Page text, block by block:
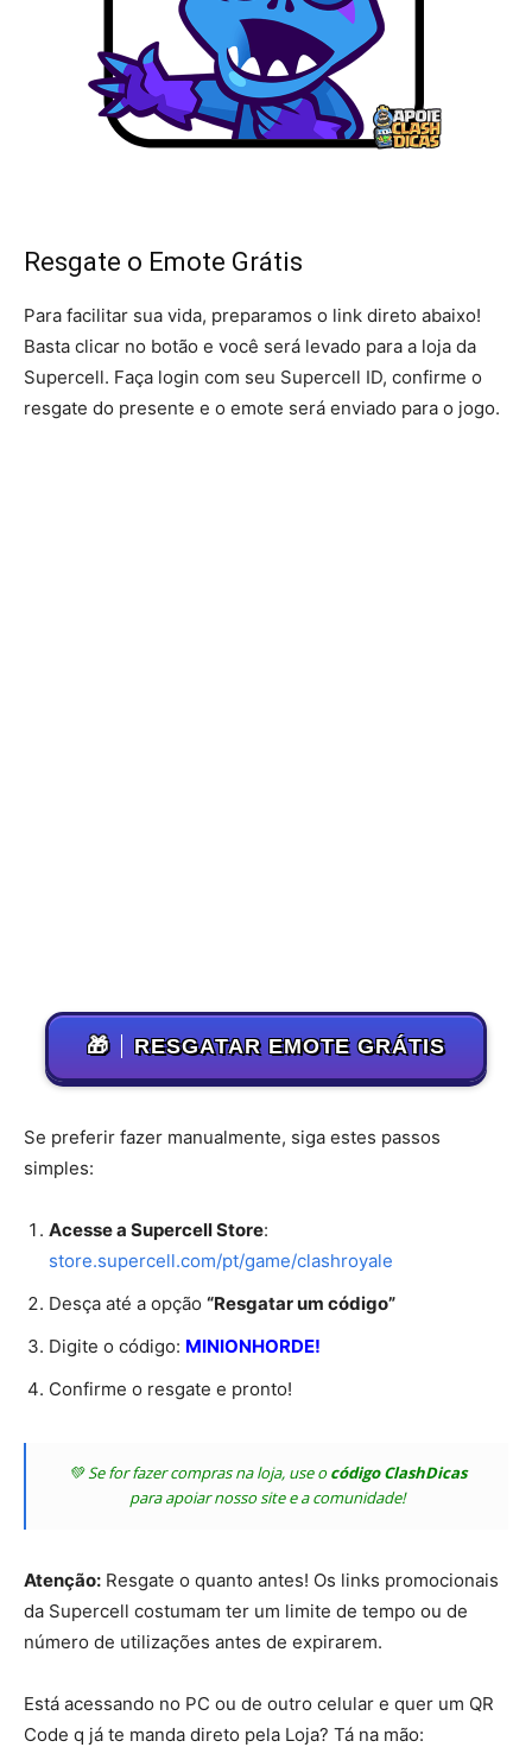
Resgate o Emote Grátis
Para facilitar sua vida, preparamos o link direto abaixo!
Basta clicar no botão e você será levado para a loja da
Supercell. Faça login com seu Supercell ID, confirme o
resgate do presente e o emote será enviado para o jogo.
🎁 RESGATAR EMOTE GRÁTIS
Se preferir fazer manualmente, siga estes passos
simples:
Acesse a Supercell Store:
store.supercell.com/pt/game/clashroyale
Desça até a opção “Resgatar um código”
Digite o código: MINIONHORDE!
Confirme o resgate e pronto!
💚 Se for fazer compras na loja, use ocódigo ClashDicas
para apoiar nosso site e a comunidade!
Atenção: Resgate o quanto antes! Os links promocionais
da Supercell costumam ter um limite de tempo ou de
número de utilizações antes de expirarem.
Está acessando no PC ou de outro celular e quer um QR
Code q já te manda direto pela Loja? Tá na mão: